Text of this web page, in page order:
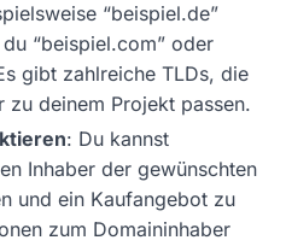
“beispiel.de”
“beispiel.com” oder
gibt zahlreiche TLDs, die
zu deinem Projekt passen.
: Du kannst
Inhaber der gewünschten
und ein Kaufangebot zu
zum Domaininhaber